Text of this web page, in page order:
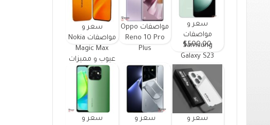
سعر و
مواصفات
Samsung
Galaxy S23
FE ومميزات
وعيوب
$500.00
مواصفات Oppo
Reno 10 Pro
Plus
سعر و
مواصفات Nokia
Magic Max
عيوب و مميزات
سعر و
سعر و
سعر و